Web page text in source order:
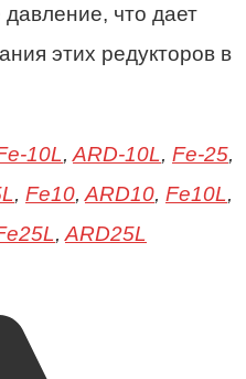
что дает
этих редукторов в
10L, ARD-10L, Fe-25,
, Fe10, ARD10, Fe10L,
, ARD25L